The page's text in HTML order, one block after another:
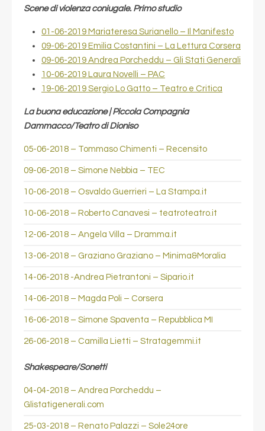
Scene di violenza coniugale. Primo studio
01-06-2019 Mariateresa Surianello – Il Manifesto
09-06-2019 Emilia Costantini – La Lettura Corsera
09-06-2019 Andrea Porcheddu – Gli Stati Generali
10-06-2019 Laura Novelli – PAC
19-06-2019 Sergio Lo Gatto – Teatro e Critica
La buona educazione | Piccola Compagnia
Dammacco/Teatro di Dioniso
05-06-2018 – Tommaso Chimenti – Recensito
09-06-2018 – Simone Nebbia – TEC
10-06-2018 – Osvaldo Guerrieri – La Stampa.it
10-06-2018 – Roberto Canavesi – teatroteatro.it
12-06-2018 – Angela Villa – Dramma.it
13-06-2018 – Graziano Graziano – Minima&Moralia
14-06-2018 -Andrea Pietrantoni – Sipario.it
14-06-2018 – Magda Poli – Corsera
16-06-2018 – Simone Spaventa – Repubblica MI
26-06-2018 – Camilla Lietti – Stratagemmi.it
Shakespeare/Sonetti
04-04-2018 – Andrea Porcheddu –
Glistatigenerali.com
25-03-2018 – Renato Palazzi – Sole24ore